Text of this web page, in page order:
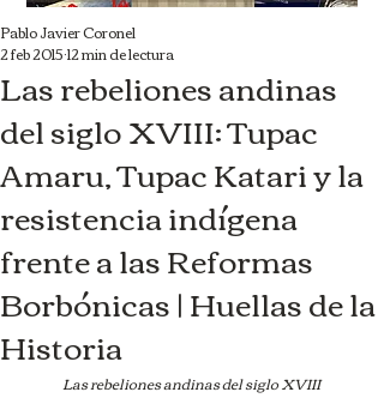
Las rebeliones andinas
del siglo XVIII: Tupac
Amaru, Tupac Katari y la
resistencia indígena
frente a las Reformas
Borbónicas | Huellas de la
Historia
Pablo Javier Coronel
2 feb 201512 min de lectura
Las rebeliones andinas del siglo XVIII